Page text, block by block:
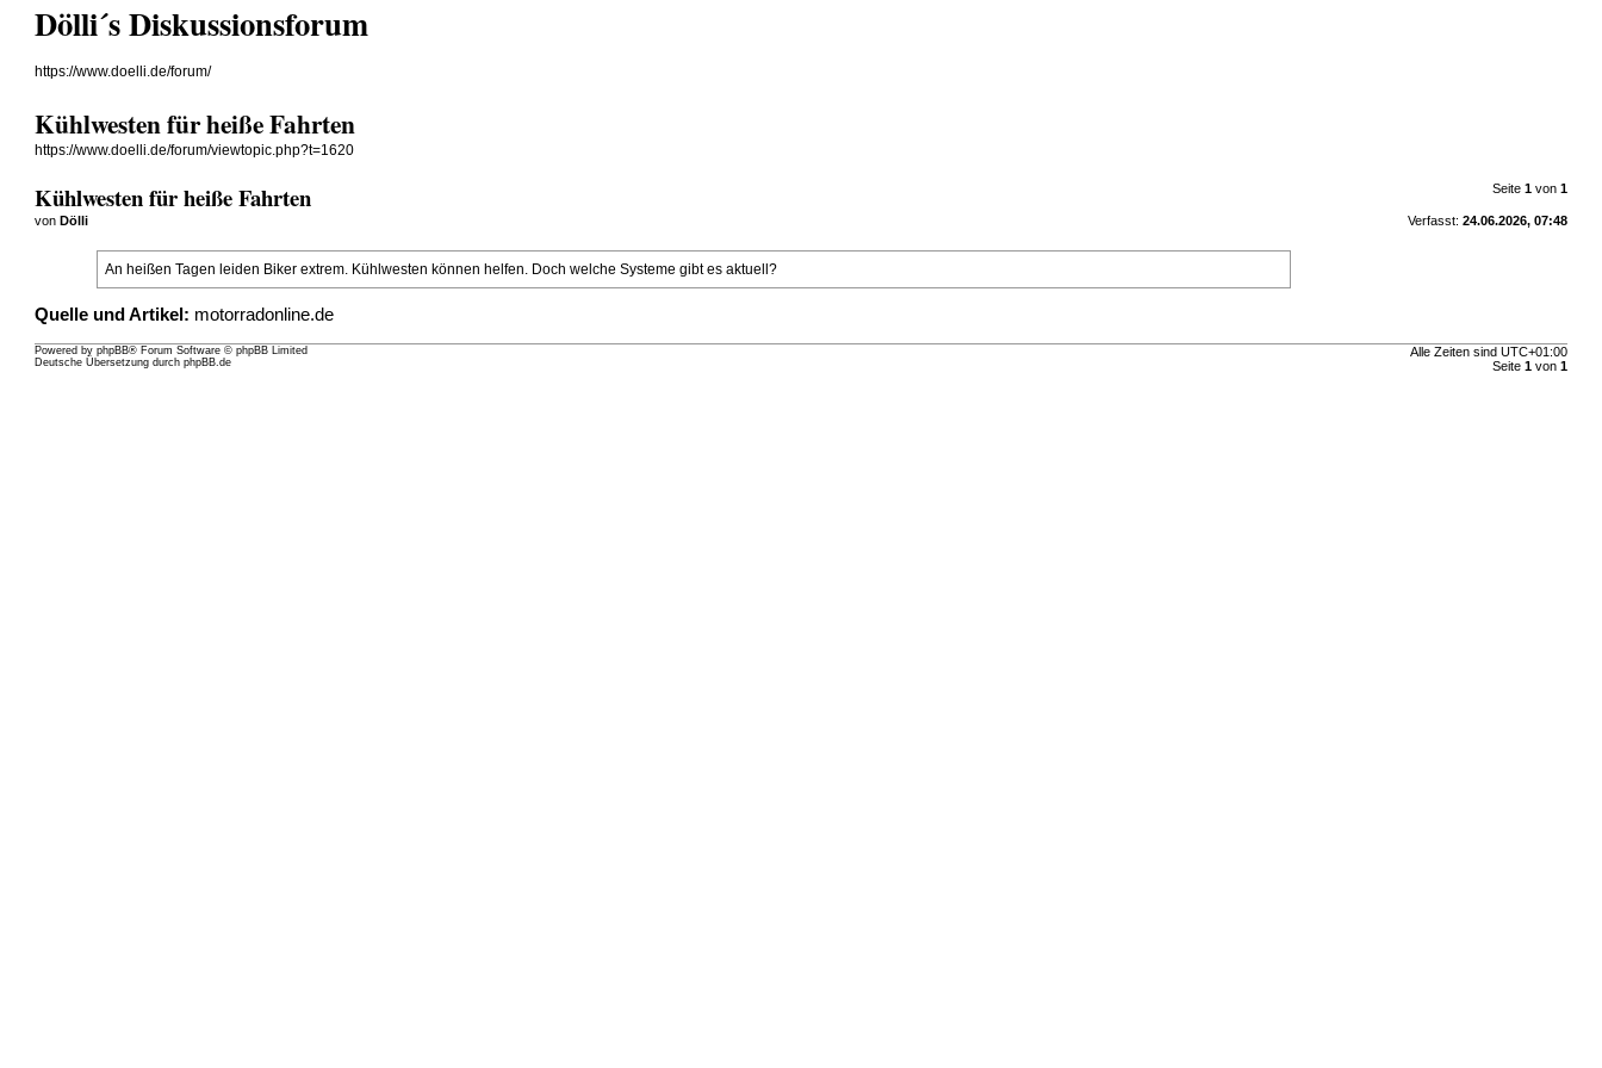
Dölli´s Diskussionsforum
https://www.doelli.de/forum/
Kühlwesten für heiße Fahrten
https://www.doelli.de/forum/viewtopic.php?t=1620
Seite 1von 1
Kühlwesten für heiße Fahrten
Verfasst: 24.06.2026, 07:48
vonDölli
An heißen Tagen leiden Biker extrem. Kühlwesten können helfen. Doch welche Systeme gibt es aktuell?
Quelle und Artikel: motorradonline.de
Alle Zeiten sind UTC+01:00
Seite 1von 1
Powered byphpBB® Forum Software © phpBB Limited
Deutsche Übersetzung durchphpBB.de